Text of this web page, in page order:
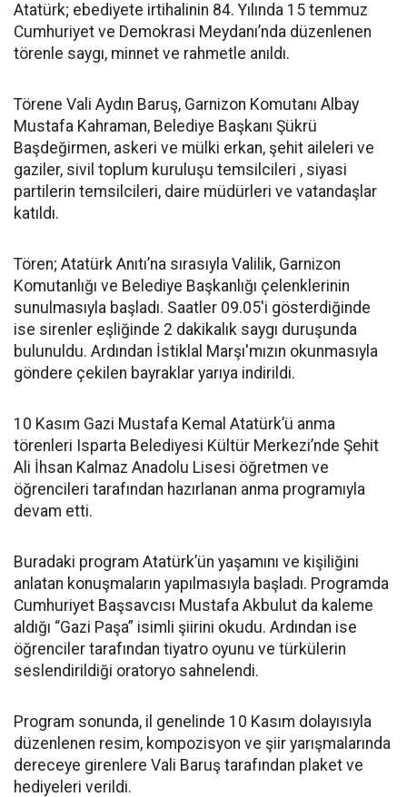
Atatürk; ebediyete irtihalinin 84. Yılında 15 temmuz
Cumhuriyet ve Demokrasi Meydanı’nda düzenlenen
törenle saygı, minnet ve rahmetle anıldı.
Törene Vali Aydın Baruş, Garnizon Komutanı Albay
Mustafa Kahraman, Belediye Başkanı Şükrü
Başdeğirmen, askeri ve mülki erkan, şehit aileleri ve
gaziler, sivil toplum kuruluşu temsilcileri , siyasi
partilerin temsilcileri, daire müdürleri ve vatandaşlar
katıldı.
Tören; Atatürk Anıtı’na sırasıyla Valilik, Garnizon
Komutanlığı ve Belediye Başkanlığı çelenklerinin
sunulmasıyla başladı. Saatler 09.05'i gösterdiğinde
ise sirenler eşliğinde 2 dakikalık saygı duruşunda
bulunuldu. Ardından İstiklal Marşı'mızın okunmasıyla
göndere çekilen bayraklar yarıya indirildi.
10 Kasım Gazi Mustafa Kemal Atatürk’ü anma
törenleri Isparta Belediyesi Kültür Merkezi’nde Şehit
Ali İhsan Kalmaz Anadolu Lisesi öğretmen ve
öğrencileri tarafından hazırlanan anma programıyla
devam etti.
Buradaki program Atatürk’ün yaşamını ve kişiliğini
anlatan konuşmaların yapılmasıyla başladı. Programda
Cumhuriyet Başsavcısı Mustafa Akbulut da kaleme
aldığı “Gazi Paşa” isimli şiirini okudu. Ardından ise
öğrenciler tarafından tiyatro oyunu ve türkülerin
seslendirildiği oratoryo sahnelendi.
Program sonunda, il genelinde 10 Kasım dolayısıyla
düzenlenen resim, kompozisyon ve şiir yarışmalarında
dereceye girenlere Vali Baruş tarafından plaket ve
hediyeleri verildi.